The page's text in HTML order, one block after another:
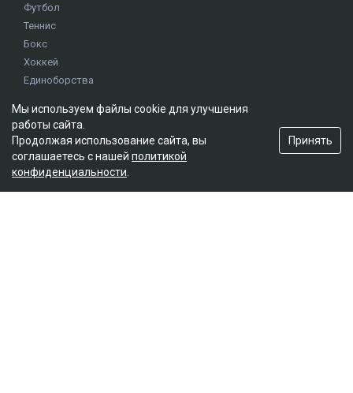
Футбол
Теннис
Бокс
Хоккей
Единоборства
Олимпиада
Редакция
Мы используем файлы cookie для улучшения
работы сайта.
Продолжая использование сайта, вы
соглашаетесь с нашей политикой
конфиденциальности
Принять